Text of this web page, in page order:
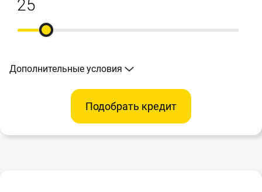
Дополнительные условия
Подобрать кредит